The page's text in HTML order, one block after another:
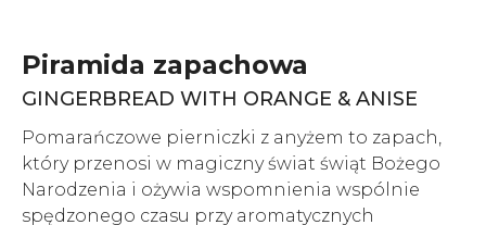
Piramida zapachowa
GINGERBREAD WITH ORANGE & ANISE
Pomarańczowe pierniczki z anyżem to zapach,
który przenosi w magiczny świat świąt Bożego
Narodzenia i ożywia wspomnienia wspólnie
spędzonego czasu przy aromatycznych